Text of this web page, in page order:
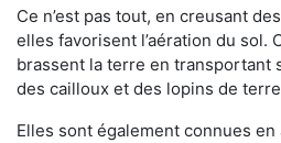
Ce n’est pas tout, en creusant
elles favorisent l’aération du sol.
brassent la terre en transportant
des cailloux et des lopins de
Elles sont également connues